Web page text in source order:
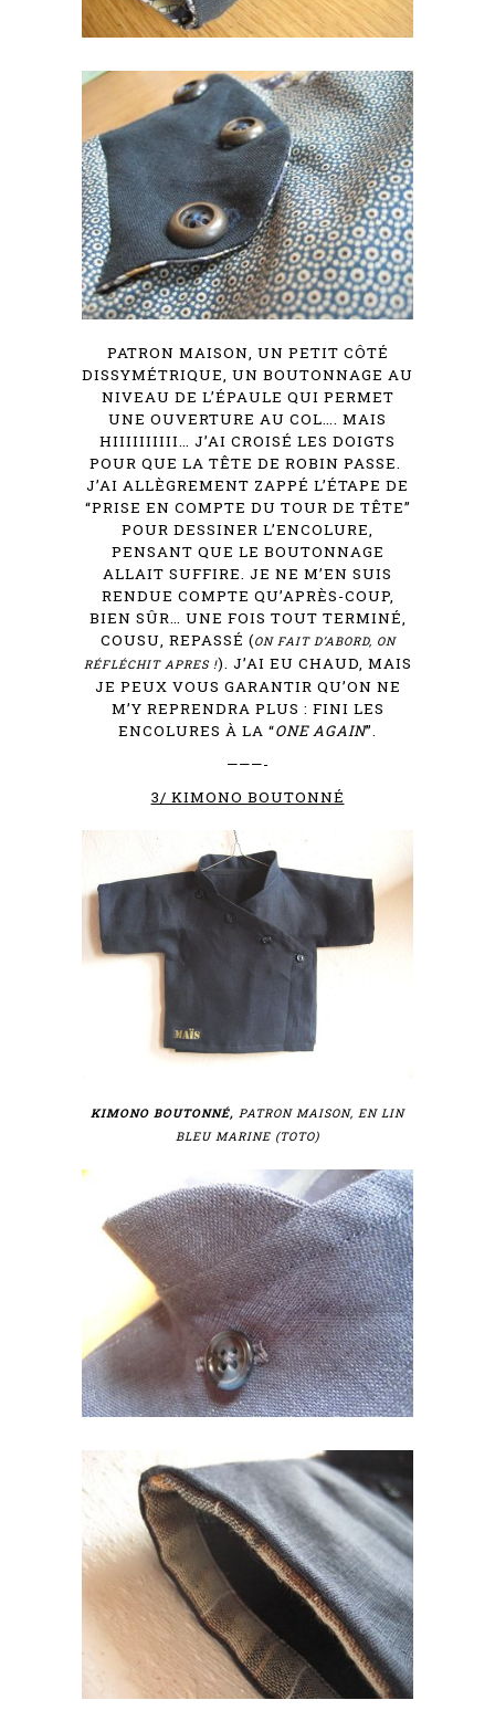
PATRON MAISON, UN PETIT CÔTÉ
DISSYMÉTRIQUE, UN BOUTONNAGE AU
NIVEAU DE L’ÉPAULE QUI PERMET
UNE OUVERTURE AU COL…. MAIS
HIIIIIIIIII… J’AI CROISÉ LES DOIGTS
POUR QUE LA TÊTE DE ROBIN PASSE.
J’AI ALLÈGREMENT ZAPPÉ L’ÉTAPE DE
“PRISE EN COMPTE DU TOUR DE TÊTE”
POUR DESSINER L’ENCOLURE,
PENSANT QUE LE BOUTONNAGE
ALLAIT SUFFIRE. JE NE M’EN SUIS
RENDUE COMPTE QU’APRÈS-COUP,
BIEN SÛR… UNE FOIS TOUT TERMINÉ,
COUSU, REPASSÉ (ON FAIT D’ABORD, ON
RÉFLÉCHIT APRES !). J’AI EU CHAUD, MAIS
JE PEUX VOUS GARANTIR QU’ON NE
M’Y REPRENDRA PLUS : FINI LES
ENCOLURES À LA “ONE AGAIN”.
———-
3/ KIMONO BOUTONNÉ
KIMONO BOUTONNÉ, PATRON MAISON, EN LIN
BLEU MARINE (TOTO)